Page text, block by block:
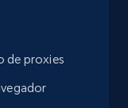
and
de proxies